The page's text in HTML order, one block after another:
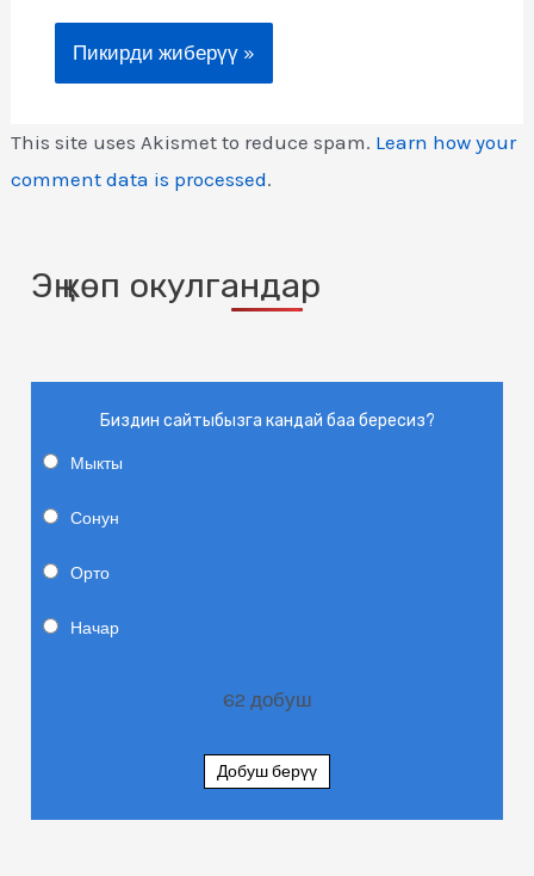
This site uses Akismet to reduce spam. Learn how your
comment data is processed.
Эң көп окулгандар
Биздин сайтыбызга кандай баа бересиз?
Мыкты
Сонун
Орто
Начар
62 добуш
Добуш берүү